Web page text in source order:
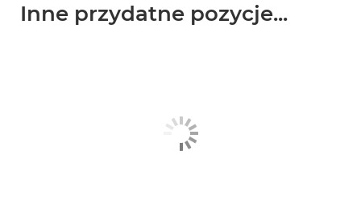
Inne przydatne pozycje...